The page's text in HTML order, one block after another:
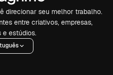
direcionar seu melhor trabalho.
entre criativos, empresas,
e estúdios.